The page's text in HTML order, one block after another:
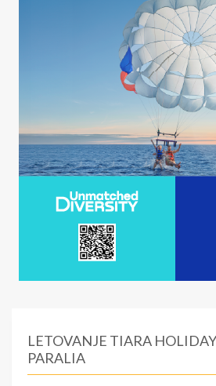
LETOVANJE TIARA
PARALIA